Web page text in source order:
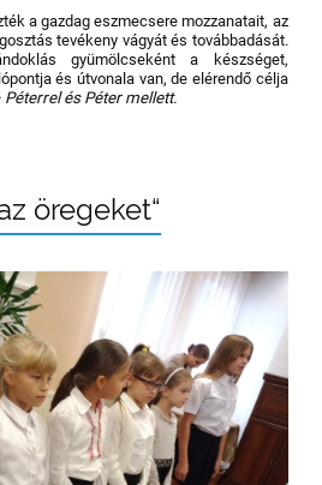
a gazdag eszmecsere mozzanatait, az
tevékeny vágyát és továbbadását.
gyümölcseként a készséget,
és útvonala van, de elérendő célja
és Péter mellett.
öregeket“